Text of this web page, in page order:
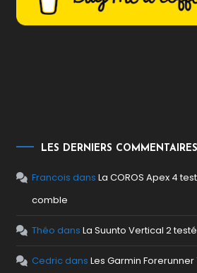
LES DERNIERS COMMENTAIRES
Francois dansLa COROS Apex 4
comble
Théo dansLa Suunto Vertical 2
CedricdansLes Garmin